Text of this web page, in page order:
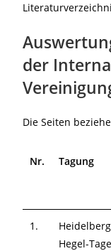
der
Die Seiten
Nr. Tagung
1.
Hegel-Tage